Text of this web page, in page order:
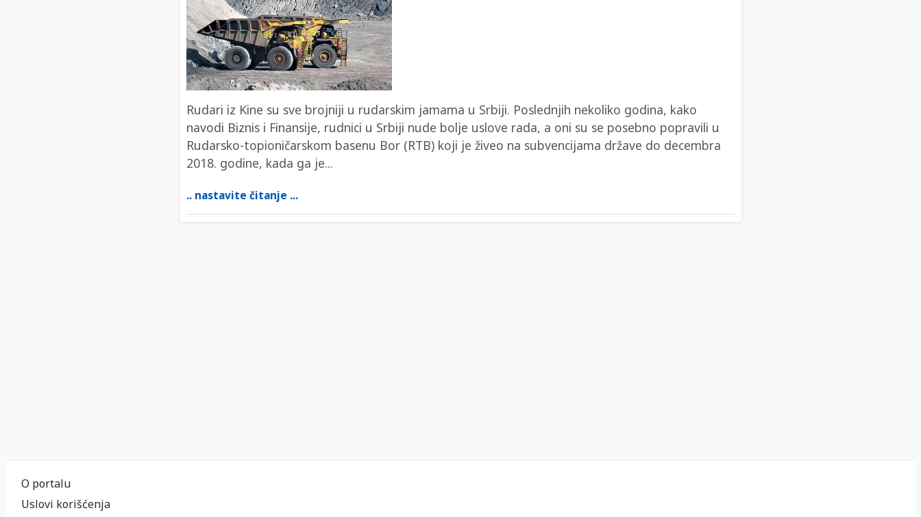
Rudari iz Kine su sve brojniji u rudarskim jamama u Srbiji. Poslednjih nekoliko godina, kako
navodi Biznis i Finansije, rudnici u Srbiji nude bolje uslove rada, a oni su se posebno popravili u
Rudarsko-topioničarskom basenu Bor (RTB) koji je živeo na subvencijama države do decembra
2018. godine, kada ga je...
.. nastavite čitanje ...
O portalu
Uslovi korišćenja